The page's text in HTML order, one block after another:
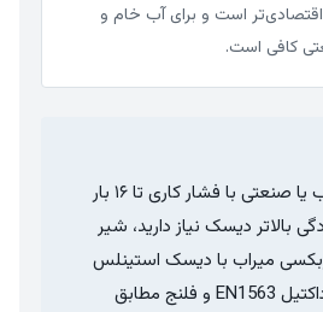
است و برای آب خام و
کافی است.
برای خطوط آب شرب یا صنعتی با فشار کاری تا ۱۶ بار
بالاتر دیسک نیاز دارید، شیر
میراب با دیسک استینلس
استیل، بدنه چدن داکتیل EN1563 و فلنج مطابق